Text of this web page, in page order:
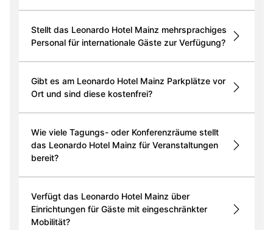
Stellt das Leonardo Hotel Mainz mehrsprachiges
Personal für internationale Gäste zur Verfügung?
Gibt es am Leonardo Hotel Mainz Parkplätze vor
Ort und sind diese kostenfrei?
Wie viele Tagungs- oder Konferenzräume stellt
das Leonardo Hotel Mainz für Veranstaltungen
bereit?
Verfügt das Leonardo Hotel Mainz über
Einrichtungen für Gäste mit eingeschränkter
Mobilität?